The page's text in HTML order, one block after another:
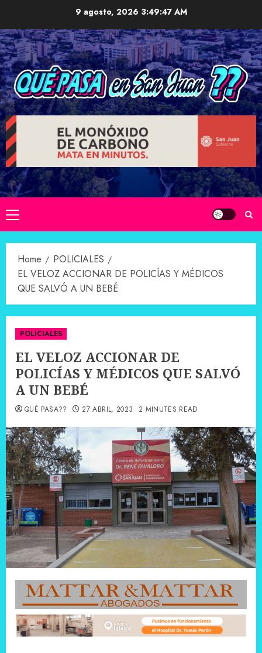
content
9 agosto, 2026 3:49:48 AM
Primary
Menu
Home
POLICIALES
EL VELOZ ACCIONAR DE POLICÍAS Y MÉDICOS
QUE SALVÓ A UN BEBÉ
POLICIALES
EL VELOZ ACCIONAR DE
POLICÍAS Y MÉDICOS QUE SALVÓ
A UN BEBÉ
QUÉ PASA?? 27 ABRIL, 2023 2 MINUTES READ